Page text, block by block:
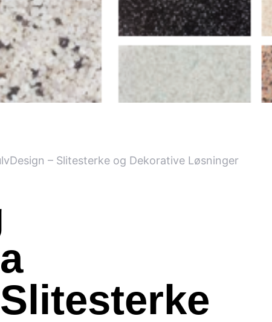
– Slitesterke og Dekorative Løsninger